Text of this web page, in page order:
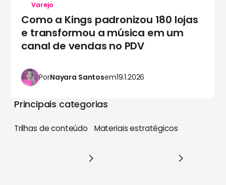
Varejo
Como a Kings padronizou 180 lojas
e transformou a música em um
canal de vendas no PDV
PorNayara Santosem19.1.2026
Principais categorias
Trilhas de conteúdo Materiais estratégicos